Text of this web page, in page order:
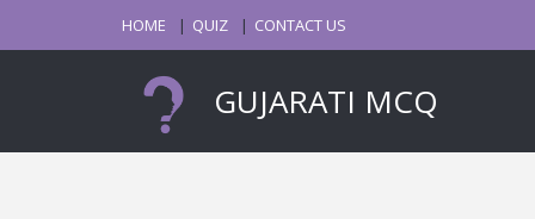
HOME QUIZ CONTACT US
GUJARATI MCQ